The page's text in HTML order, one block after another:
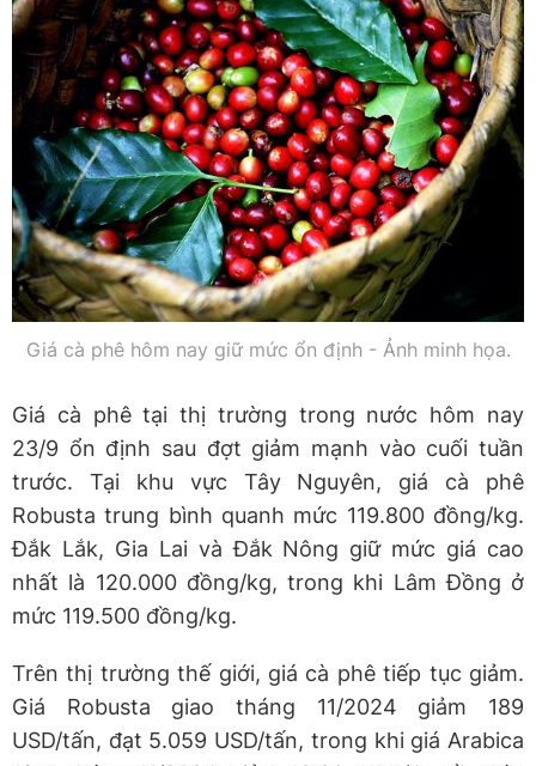
Giá cà phê hôm nay giữ mức ổn định - Ảnh minh họa.
Giá cà phê tại thị trường trong nước hôm nay
23/9 ổn định sau đợt giảm mạnh vào cuối tuần
trước. Tại khu vực Tây Nguyên, giá cà phê
Robusta trung bình quanh mức 119.800 đồng/kg.
Đắk Lắk, Gia Lai và Đắk Nông giữ mức giá cao
nhất là 120.000 đồng/kg, trong khi Lâm Đồng ở
mức 119.500 đồng/kg.
Trên thị trường thế giới, giá cà phê tiếp tục giảm.
Giá Robusta giao tháng 11/2024 giảm 189
USD/tấn, đạt 5.059 USD/tấn, trong khi giá Arabica